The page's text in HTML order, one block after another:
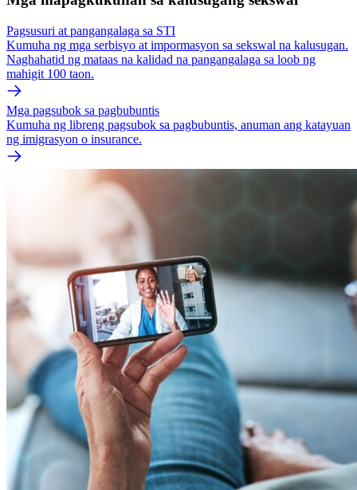
Pagsusuri at pangangalaga sa STI
Kumuha ng mga serbisyo at impormasyon sa sekswal na kalusugan.
Naghahatid ng mataas na kalidad na pangangalaga sa loob ng
mahigit 100 taon.
Mga pagsubok sa pagbubuntis
Kumuha ng libreng pagsubok sa pagbubuntis, anuman ang katayuan
ng imigrasyon o insurance.